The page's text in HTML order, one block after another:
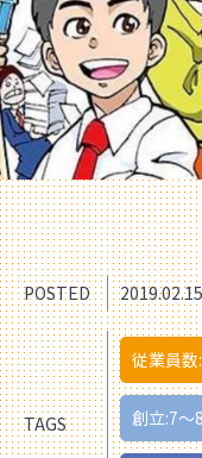
POSTED
TAGS
従業員数
創立:7〜